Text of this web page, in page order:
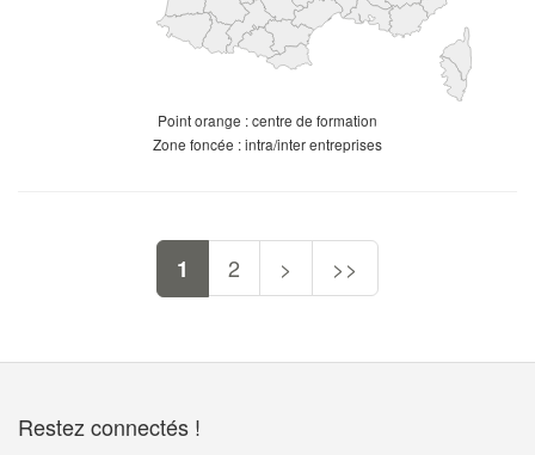
Point orange : centre de formation
Zone foncée : intra/inter entreprises
1 2 > >>
Restez connectés !